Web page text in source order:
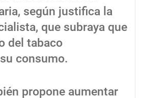
según justifica la
que subraya que
del tabaco
consumo.
propone aumentar